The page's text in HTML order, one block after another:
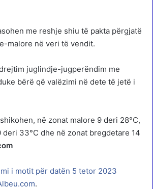
me reshje shiu të pakta përgjatë
malore në veri të vendit.
juglindje-jugperëndim me
bërë që valëzimi në dete të jetë i
në zonat malore 9 deri 28°C,
deri 33°C dhe në zonat bregdetare 14
i motit për datën 5 tetor 2023
.